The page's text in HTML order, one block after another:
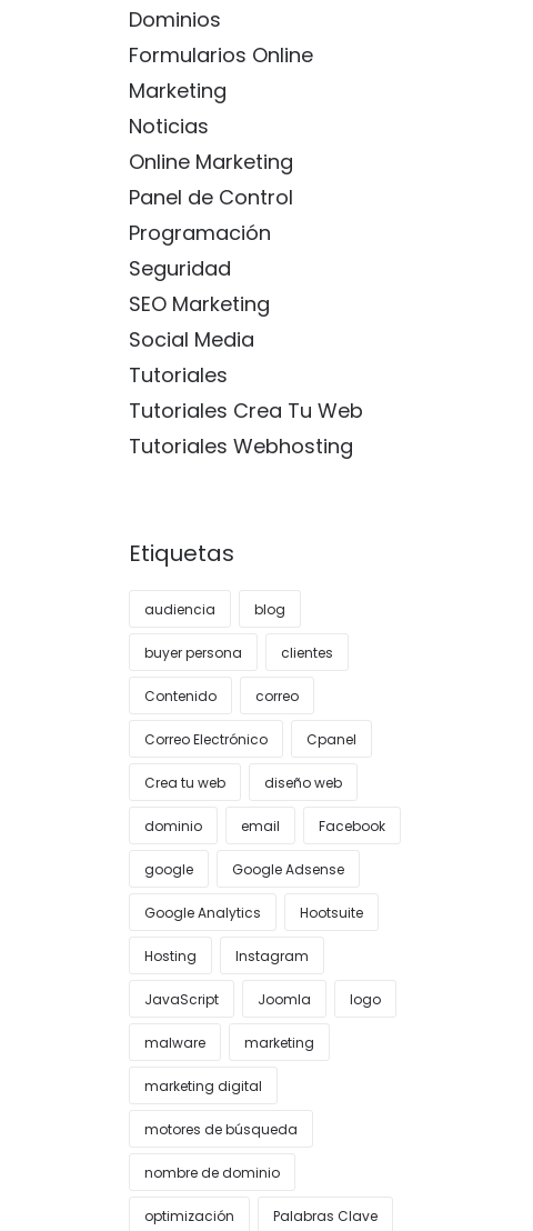
Dominios
Formularios Online
Marketing
Noticias
Online Marketing
Panel de Control
Programación
Seguridad
SEO Marketing
Social Media
Tutoriales
Tutoriales Crea Tu Web
Tutoriales Webhosting
Etiquetas
audiencia blog
buyer persona clientes
Contenido correo
Correo Electrónico Cpanel
Crea tu web diseño web
dominio email Facebook
google Google Adsense
Google Analytics Hootsuite
Hosting Instagram
JavaScript Joomla logo
malware marketing
marketing digital
motores de búsqueda
nombre de dominio
optimización Palabras Clave